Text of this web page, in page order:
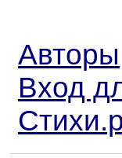
Авторы
Вход